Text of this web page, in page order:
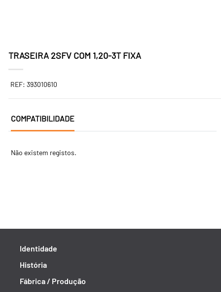
TRASEIRA 2SFV COM 1,20-3T FIXA
REF: 393010610
COMPATIBILIDADE
Não existem registos.
Identidade
História
Fábrica / Produção